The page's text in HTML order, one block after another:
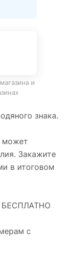
и
знака.
может
Закажите
в итоговом
БЕСПЛАТНО
с